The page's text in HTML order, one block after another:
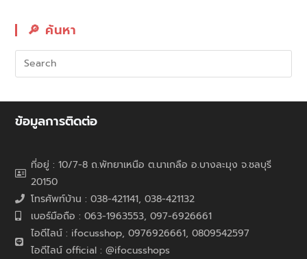
🔎︎ ค้นหา
ข้อมูลการติดต่อ
ที่อยู่ : 10/7-8 ถ.พัทยาเหนือ ต.นาเกลือ อ.บางละมุง จ.ชลบุรี
20150
โทรศัพท์บ้าน : 038-421141, 038-421132
เบอร์มือถือ : 063-1963553, 097-6926661
ไอดีไลน์ : ifocusshop, 0976926661, 0809542597
ไอดีไลน์ official : @ifocusshops